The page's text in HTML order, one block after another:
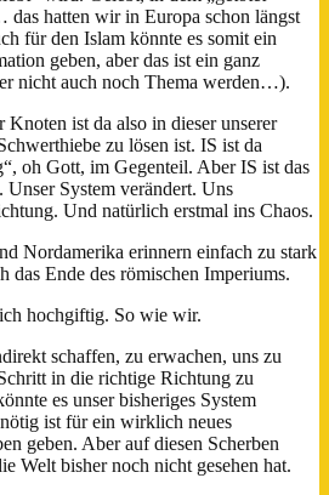
hatten wir in Europa schon längst
für den Islam könnte es somit ein
geben, aber das ist ein ganz
nicht auch noch Thema werden…).
ist da also in dieser unserer
zu lösen ist. IS ist da
oh Gott, im Gegenteil. Aber IS ist das
System verändert. Uns
Und natürlich erstmal ins Chaos.
Nordamerika erinnern einfach zu stark
das Ende des römischen Imperiums.
hochgiftig. So wie wir.
schaffen, zu erwachen, uns zu
in die richtige Richtung zu
es unser bisheriges System
ist für ein wirklich neues
geben. Aber auf diesen Scherben
Welt bisher noch nicht gesehen hat.